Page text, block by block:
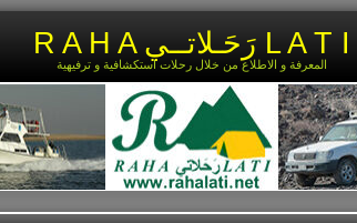
R A H A رَحَـلاتــي L A T I
المعرفة و الاطلاع من خلال رحلات استكشافية و ترفيهية